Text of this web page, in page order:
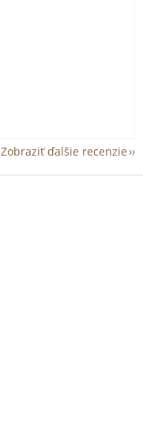
z 5 hviezdičiek.
Zobraziť ďalšie recenzie